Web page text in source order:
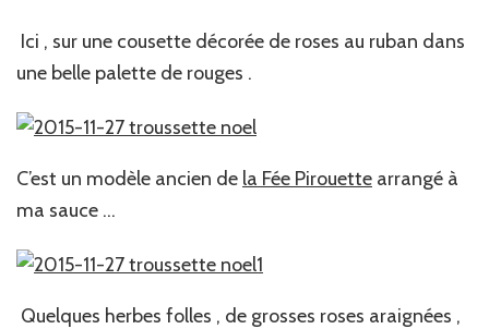
Ici , sur une cousette décorée de roses au ruban dans
une belle palette de rouges .
C’est un modèle ancien de la Fée Pirouette arrangé à
ma sauce …
Quelques herbes folles , de grosses roses araignées ,